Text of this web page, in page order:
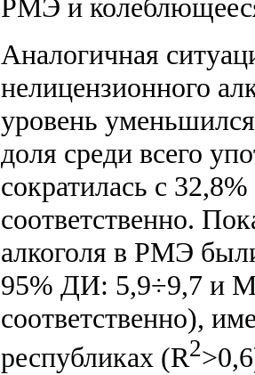
РМЭ и
Аналогичная
нелицензионного
уровень
доля среди всего
сократилась с
соответственно.
алкоголя в РМЭ
95% ДИ: 5,9÷9,7 и
соответственно),
республиках (R2